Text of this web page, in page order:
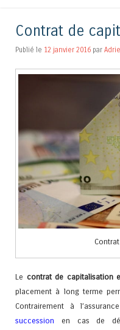
Contrat de
Publié le 12 janvier 2016 par
Le contrat de capitalisation
placement à long terme
Contrairement à
succession en cas de